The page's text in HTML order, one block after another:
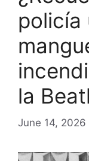
policía
la
June 14, 2026